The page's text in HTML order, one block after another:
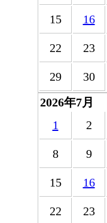
15 16
22 23
29
30
2026年7月
1
2
8 9
15 16
22 23